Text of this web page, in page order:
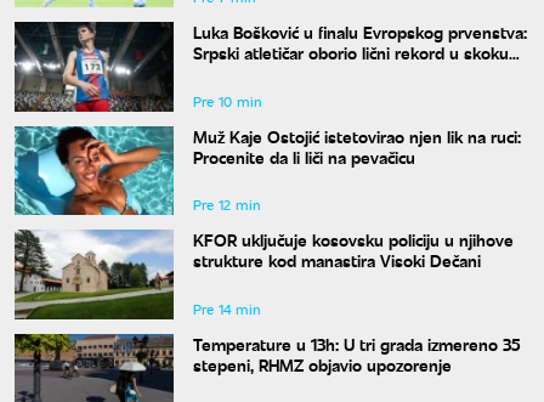
Luka Bošković u finalu Evropskog prvenstva:
Srpski atletičar oborio lični rekord u skoku
Pre 10 min
Muž Kaje Ostojić istetovirao njen lik na ruci:
Procenite da li liči na pevačicu
Pre 12 min
KFOR uključuje kosovsku policiju u njihove
strukture kod manastira Visoki Dečani
Pre 14 min
Temperature u 13h: U tri grada izmereno 35
stepeni, RHMZ objavio upozorenje